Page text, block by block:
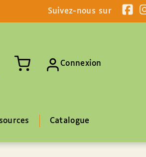
Suivez-nous sur
Connexion
Catalogue